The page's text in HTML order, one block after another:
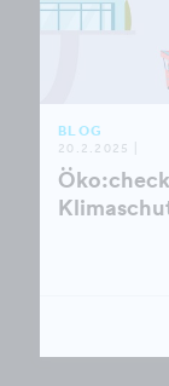
BLOG
20.2.2025 |